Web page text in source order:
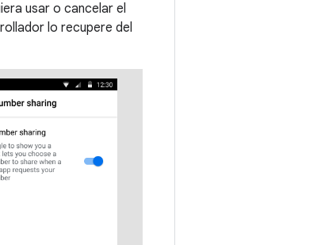
usar o cancelar el
lo recupere del